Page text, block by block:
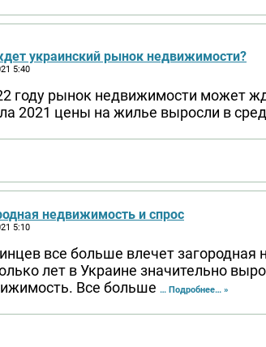
украинский рынок недвижимости?
5:40
году рынок недвижимости может
2021 цены на жилье выросли в
недвижимость и спрос
5:10
все больше влечет
лет в Украине значительно
Все больше … Подробнее… »